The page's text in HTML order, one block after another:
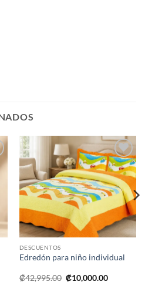
Añadir
a la
lista de
deseos
DESCUENTOS
Edredón para niño individual
₡42,995.00 El
precio
₡10,000.00El